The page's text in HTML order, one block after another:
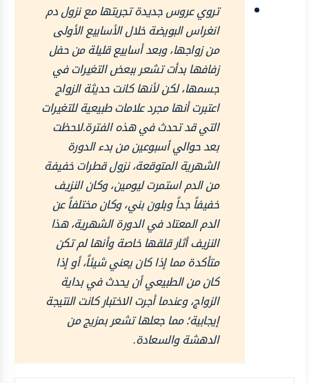
تروي عروس جديدة تجربتها مع نزول دم
انغراس البويضة خلال الأسابيع الأولى
من زواجها، وبعد أسابيع قليلة من حفل
زفافها بدأت تشعر ببعض التغيرات في
جسمها، لكن لأنها كانت حديثة الزواج
اعتبرت أنها مجرد علامات طبيعية للتغيرات
التي قد تحدث في هذه الفترة.لاحظت
بعد حوالي أسبوعين من بدء الدورة
الشهرية المتوقعة، نزول قطرات خفيفة
من الدم استمرت ليومين، وكان النزيف
خفيفاً جداً وبلون بني، وكان مختلفاً عن
الدم المعتاد في الدورة الشهرية، هذا
النزيف أثار قلقها خاصة وأنها لم تكن
متأكدة مما إذا كان يعني شيئاً، أو إذا
كان من الطبيعي أن يحدث في بداية
الزواج، وعندما أجرت الاختبار كانت النتيجة
إيجابية؛ مما جعلها تشعر بمزيج من
الدهشة والسعادة.